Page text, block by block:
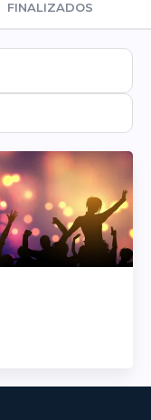
FINALIZADOS